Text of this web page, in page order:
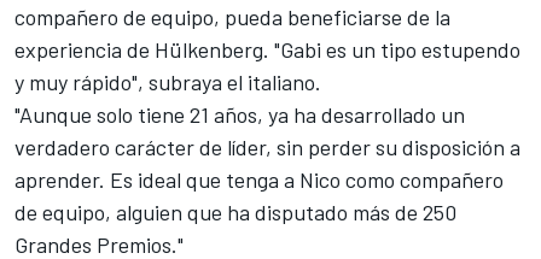
compañero de equipo, pueda beneficiarse de la
experiencia de Hülkenberg. "Gabi es un tipo estupendo
y muy rápido", subraya el italiano.
"Aunque solo tiene 21 años, ya ha desarrollado un
verdadero carácter de líder, sin perder su disposición a
aprender. Es ideal que tenga a Nico como compañero
de equipo, alguien que ha disputado más de 250
Grandes Premios."